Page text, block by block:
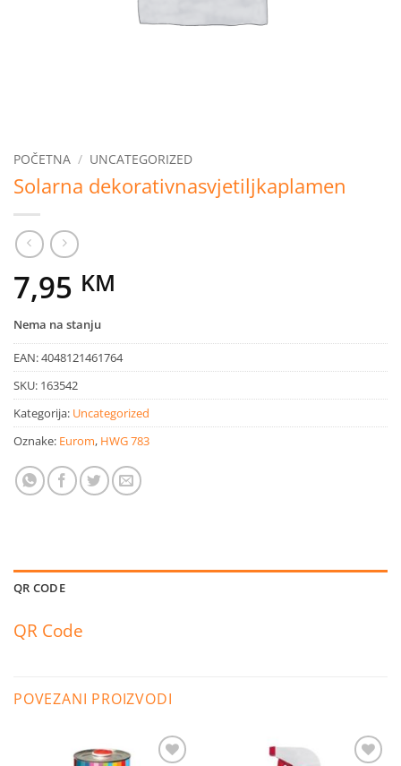
POČETNA / UNCATEGORIZED
Solarna dekorativnasvjetiljkaplamen
7,95 KM
Nema na stanju
EAN:4048121461764
SKU: 163542
Kategorija: Uncategorized
Oznake: Eurom, HWG 783
QR CODE
QR Code
POVEZANI PROIZVODI